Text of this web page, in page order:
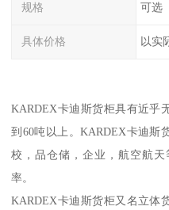
规格 可选
具体价格 以实
KARDEX卡迪斯货柜具有近乎
到60吨以上。KARDEX卡迪斯
校，品仓储，企业，航空航
率。
KARDEX卡迪斯货柜又名立体